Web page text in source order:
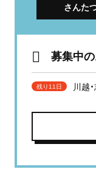
さんた
募集中
残り11日 川越